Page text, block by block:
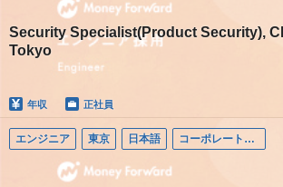
Security Specialist(Product Security),
Tokyo
年収 正社員
エンジニア 東京 日本語 コーポレートエンジニア